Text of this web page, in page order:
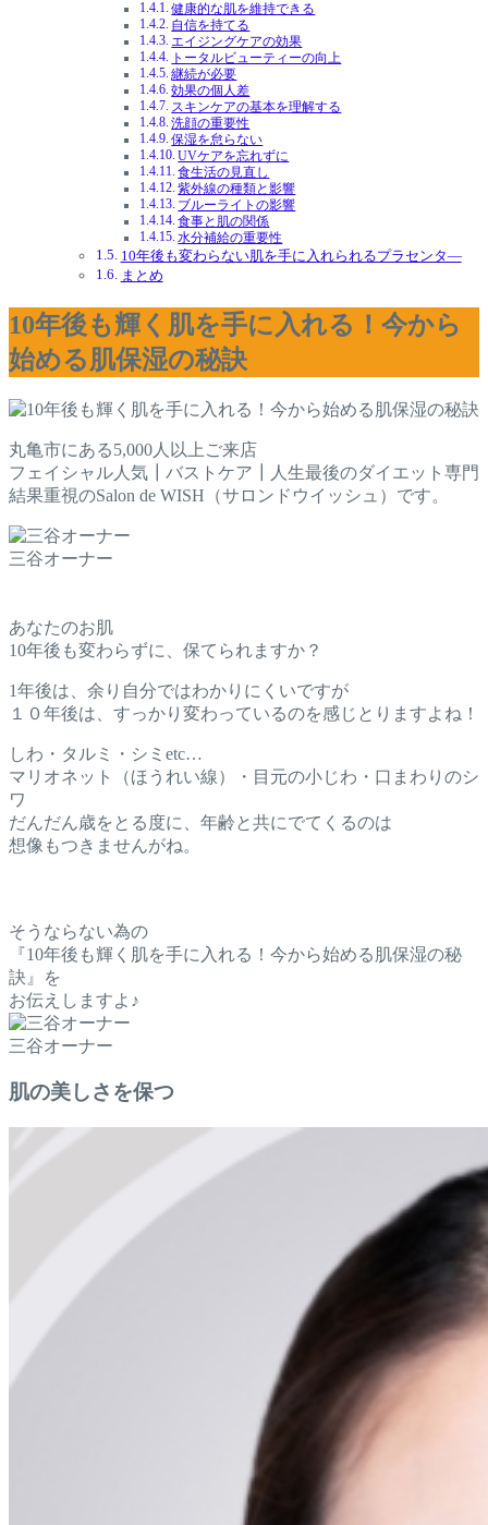
健康的な肌を維持できる
自信を持てる
エイジングケアの効果
トータルビューティーの向上
継続が必要
効果の個人差
スキンケアの基本を理解する
洗顔の重要性
保湿を怠らない
UVケアを忘れずに
食生活の見直し
紫外線の種類と影響
ブルーライトの影響
食事と肌の関係
水分補給の重要性
10年後も変わらない肌を手に入れられるプラセンタ―
まとめ
10年後も輝く肌を手に入れる！今から
始める肌保湿の秘訣
丸亀市にある5,000人以上ご来店
フェイシャル人気┃バストケア┃人生最後のダイエット専門
結果重視のSalon de WISH（サロンドウイッシュ）です。
三谷オーナー
あなたのお肌
10年後も変わらずに、保てられますか？
1年後は、余り自分ではわかりにくいですが
１０年後は、すっかり変わっているのを感じとりますよね！
しわ・タルミ・シミetc…
マリオネット（ほうれい線）・目元の小じわ・口まわりのシ
ワ
だんだん歳をとる度に、年齢と共にでてくるのは
想像もつきませんがね。
そうならない為の
『10年後も輝く肌を手に入れる！今から始める肌保湿の秘
訣』を
お伝えしますよ♪
三谷オーナー
肌の美しさを保つ